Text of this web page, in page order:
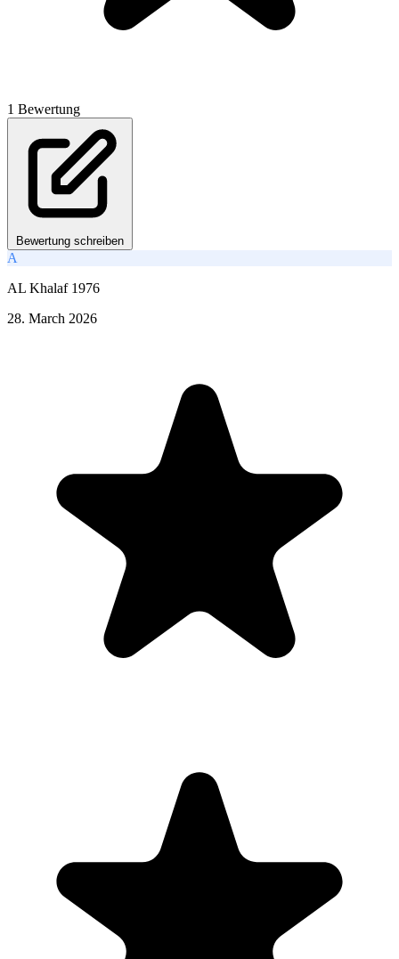
1 Bewertung
Bewertung schreiben
A
AL Khalaf 1976
28. March 2026